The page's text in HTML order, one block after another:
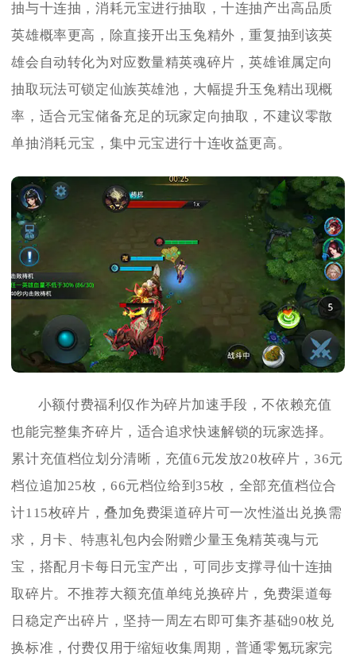
抽与十连抽，消耗元宝进行抽取，十连抽产出高品质
英雄概率更高，除直接开出玉兔精外，重复抽到该英
雄会自动转化为对应数量精英魂碎片，英雄谁属定向
抽取玩法可锁定仙族英雄池，大幅提升玉兔精出现概
率，适合元宝储备充足的玩家定向抽取，不建议零散
单抽消耗元宝，集中元宝进行十连收益更高。
小额付费福利仅作为碎片加速手段，不依赖充值
也能完整集齐碎片，适合追求快速解锁的玩家选择。
累计充值档位划分清晰，充值6元发放20枚碎片，36元
档位追加25枚，66元档位给到35枚，全部充值档位合
计115枚碎片，叠加免费渠道碎片可一次性溢出兑换需
求，月卡、特惠礼包内会附赠少量玉兔精英魂与元
宝，搭配月卡每日元宝产出，可同步支撑寻仙十连抽
取碎片。不推荐大额充值单纯兑换碎片，免费渠道每
日稳定产出碎片，坚持一周左右即可集齐基础90枚兑
换标准，付费仅用于缩短收集周期，普通零氪玩家完